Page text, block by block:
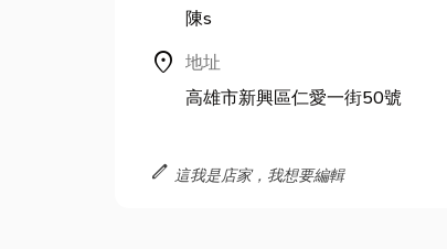
陳s
location_on 地址
高雄市新興區仁愛一街50號
edit 這我是店家，我想要編輯